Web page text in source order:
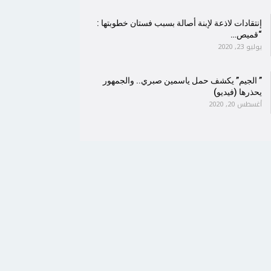
إنتقادات لاذعة لإبنة أصالة بسبب فستان خطوبتها :
“قميص…
يوليو 23, 2020
” الجيم” يكشف حمل ياسمين صبري.. والجمهور
يحذرها (فيديو)
أغسطس 20, 2020